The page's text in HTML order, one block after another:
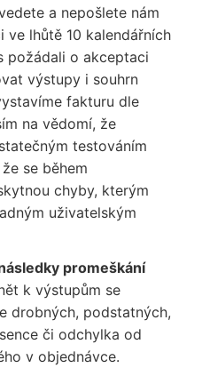
a nepošlete nám
ve lhůtě 10 kalendářních
požádali o akceptaci
výstupy i souhrn
fakturu dle
na vědomí, že
testováním
se během
chyby, kterým
uživatelským
promeškání
k výstupům se
drobných, podstatných,
či odchylka od
v objednávce.